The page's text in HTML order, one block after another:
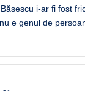
i-ar fi fost
e genul de